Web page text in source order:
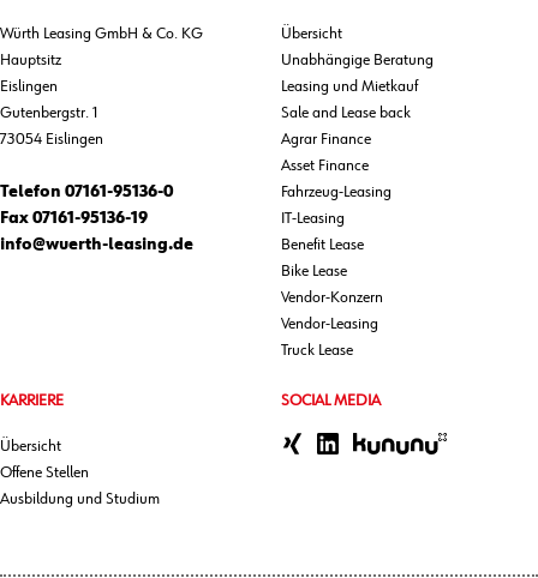
Würth Leasing GmbH & Co. KG
Hauptsitz
Eislingen
Gutenbergstr. 1
73054 Eislingen
Telefon 07161-95136-0
Fax 07161-95136-19
info@wuerth-leasing.de
Übersicht
Unabhängige Beratung
Leasing und Mietkauf
Sale and Lease back
Agrar Finance
Asset Finance
Fahrzeug-Leasing
IT-Leasing
Benefit Lease
Bike Lease
Vendor-Konzern
Vendor-Leasing
Truck Lease
KARRIERE
Übersicht
Offene Stellen
Ausbildung und Studium
SOCIAL MEDIA